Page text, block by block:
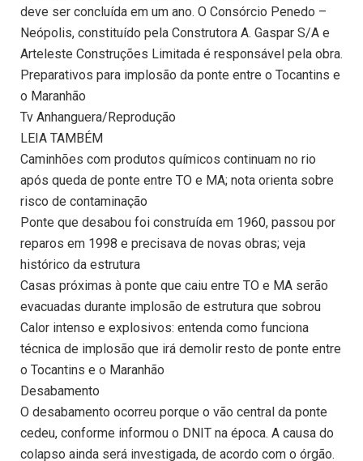
deve ser concluída em um ano. O Consórcio Penedo –
Neópolis, constituído pela Construtora A. Gaspar S/A e
Arteleste Construções Limitada é responsável pela obra.
Preparativos para implosão da ponte entre o Tocantins e
o Maranhão
Tv Anhanguera/Reprodução
LEIA TAMBÉM
Caminhões com produtos químicos continuam no rio
após queda de ponte entre TO e MA; nota orienta sobre
risco de contaminação
Ponte que desabou foi construída em 1960, passou por
reparos em 1998 e precisava de novas obras; veja
histórico da estrutura
Casas próximas à ponte que caiu entre TO e MA serão
evacuadas durante implosão de estrutura que sobrou
Calor intenso e explosivos: entenda como funciona
técnica de implosão que irá demolir resto de ponte entre
o Tocantins e o Maranhão
Desabamento
O desabamento ocorreu porque o vão central da ponte
cedeu, conforme informou o DNIT na época. A causa do
colapso ainda será investigada, de acordo com o órgão.